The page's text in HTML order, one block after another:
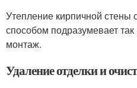
Утепление кирпичной
способом подразумевает
монтаж.
Удаление отделки и